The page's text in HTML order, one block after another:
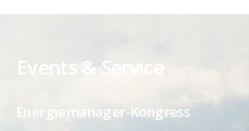
Events & Service
Energiemanager-Kongress